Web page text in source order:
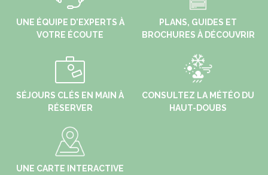
UNE ÉQUIPE D'EXPERTS À
VOTRE ÉCOUTE
PLANS, GUIDES ET
BROCHURES À DÉCOUVRIR
SÉJOURS CLÉS EN MAIN À
RÉSERVER
CONSULTEZ LA MÉTÉO DU
HAUT-DOUBS
UNE CARTE INTERACTIVE